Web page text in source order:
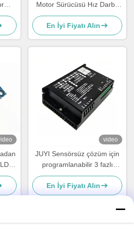
Motor Sürücüsü Hız Darbe
Sinyali Çıkışı Çıplak Kurulu
En İyi Fiyatı Alın
video
JUYI Sensörsüz çözüm için
programlanabilir 3 fazlı
Yüksek Akım DC Motor Hız
Kontrolörü 60A
En İyi Fiyatı Alın